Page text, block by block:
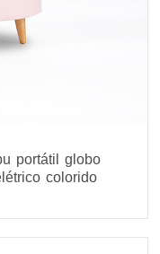
portátil globo
colorido